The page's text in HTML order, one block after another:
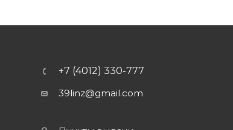
+7 (4012) 330-777
39linz@gmail.com